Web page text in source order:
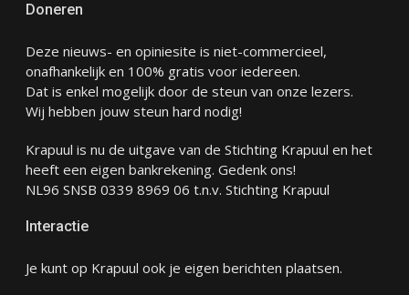
Doneren
Deze nieuws- en opiniesite is niet-commercieel,
onafhankelijk en 100% gratis voor iedereen.
Dat is enkel mogelijk door de steun van onze lezers.
Wij hebben jouw steun hard nodig!
Krapuul is nu de uitgave van de Stichting Krapuul en het
heeft een eigen bankrekening. Gedenk ons!
NL96 SNSB 0339 8969 06 t.n.v. Stichting Krapuul
Interactie
Je kunt op Krapuul ook je eigen berichten plaatsen.